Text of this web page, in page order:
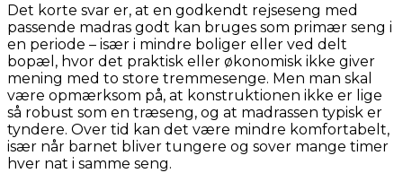
Det korte svar er, at en godkendt rejseseng med
passende madras godt kan bruges som primær seng i
en periode – især i mindre boliger eller ved delt
bopæl, hvor det praktisk eller økonomisk ikke giver
mening med to store tremmesenge. Men man skal
være opmærksom på, at konstruktionen ikke er lige
så robust som en træseng, og at madrassen typisk er
tyndere. Over tid kan det være mindre komfortabelt,
især når barnet bliver tungere og sover mange timer
hver nat i samme seng.